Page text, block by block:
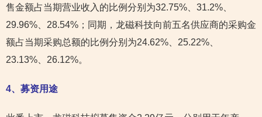
售金额占当期营业收入的比例分别为32.75%、31.2%、
29.96%、28.54%；同期，龙磁科技向前五名供应商的采购金
额占当期采购总额的比例分别为24.62%、25.22%、
23.13%、26.12%。
4、募资用途